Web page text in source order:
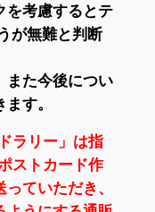
を考慮するとテ
が無難と判断
また今後につい
す。
ラリー」は指
ストカード作
ていただき、